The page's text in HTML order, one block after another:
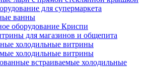
для супермаркета
ванны
оборудование Криспи
для магазинов и общепита
холодильные витрины
холодильные витрины
встраиваемые холодильные